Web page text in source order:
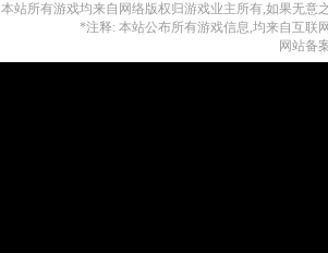
本站所有游戏均来自网络版权归游戏业主所有,如果无意
*注释: 本站公布所有游戏信息,均来自互联
网站备